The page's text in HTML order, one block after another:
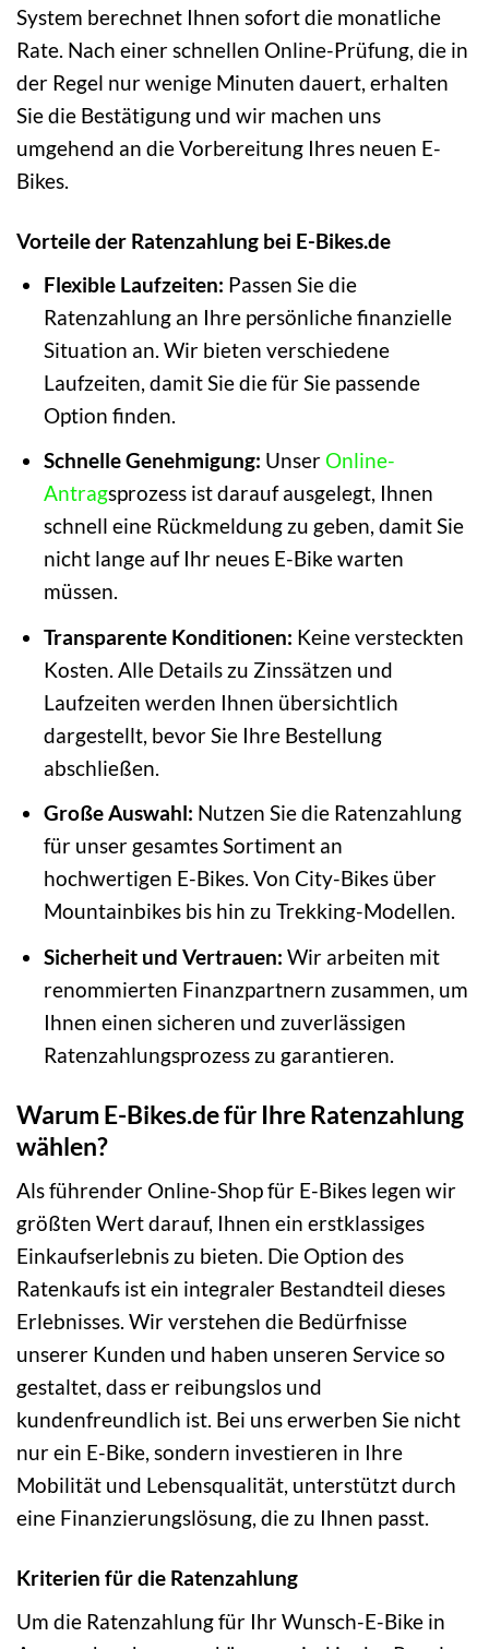
System berechnet Ihnen sofort die monatliche
Rate. Nach einer schnellen Online-Prüfung, die in
der Regel nur wenige Minuten dauert, erhalten
Sie die Bestätigung und wir machen uns
umgehend an die Vorbereitung Ihres neuen E-
Bikes.
Vorteile der Ratenzahlung bei E-Bikes.de
Flexible Laufzeiten: Passen Sie die
Ratenzahlung an Ihre persönliche finanzielle
Situation an. Wir bieten verschiedene
Laufzeiten, damit Sie die für Sie passende
Option finden.
Schnelle Genehmigung: Unser Online-
Antragsprozess ist darauf ausgelegt, Ihnen
schnell eine Rückmeldung zu geben, damit Sie
nicht lange auf Ihr neues E-Bike warten
müssen.
Transparente Konditionen: Keine versteckten
Kosten. Alle Details zu Zinssätzen und
Laufzeiten werden Ihnen übersichtlich
dargestellt, bevor Sie Ihre Bestellung
abschließen.
Große Auswahl: Nutzen Sie die Ratenzahlung
für unser gesamtes Sortiment an
hochwertigen E-Bikes. Von City-Bikes über
Mountainbikes bis hin zu Trekking-Modellen.
Sicherheit und Vertrauen: Wir arbeiten mit
renommierten Finanzpartnern zusammen, um
Ihnen einen sicheren und zuverlässigen
Ratenzahlungsprozess zu garantieren.
Warum E-Bikes.de für Ihre Ratenzahlung
wählen?
Als führender Online-Shop für E-Bikes legen wir
größten Wert darauf, Ihnen ein erstklassiges
Einkaufserlebnis zu bieten. Die Option des
Ratenkaufs ist ein integraler Bestandteil dieses
Erlebnisses. Wir verstehen die Bedürfnisse
unserer Kunden und haben unseren Service so
gestaltet, dass er reibungslos und
kundenfreundlich ist. Bei uns erwerben Sie nicht
nur ein E-Bike, sondern investieren in Ihre
Mobilität und Lebensqualität, unterstützt durch
eine Finanzierungslösung, die zu Ihnen passt.
Kriterien für die Ratenzahlung
Um die Ratenzahlung für Ihr Wunsch-E-Bike in